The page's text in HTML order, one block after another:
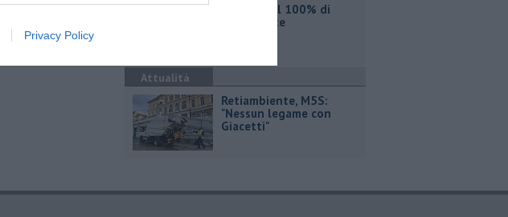
Privacy Policy
Iren sale al 100% di
Etambiente
Attualità
Retiambiente, M5S:
"Nessun legame con
Giacetti"